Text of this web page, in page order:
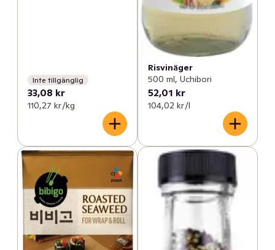
Inte tillgänglig
33,08 kr
110,27 kr /kg
Risvinäger
500 ml, Uchibori
52,01 kr
104,02 kr /l